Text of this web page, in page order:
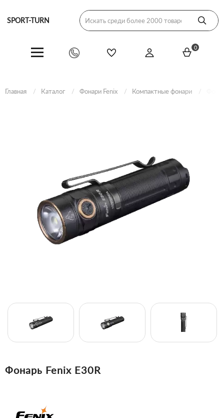
SPORT-TURN
0
Главная Каталог Фонари Fenix Компактные фонари
Фонарь Fenix E30R